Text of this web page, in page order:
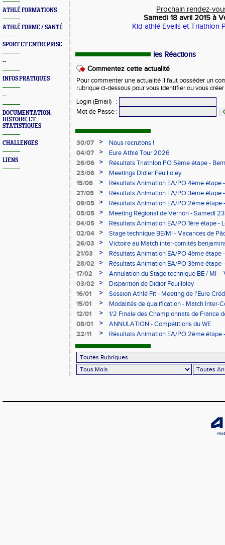
ATHLÉ FORMATIONS
ATHLÉ FORME / SANTÉ
SPORT ET ENTREPRISE
--
INFOS PRATIQUES
--
DOCUMENTATION,
HISTOIRE ET
STATISTIQUES
CHALLENGES
LIENS
Prochain rendez-
Samedi 18 avril 2015 à
Kid athlé Eveils et Triathlon
les Réactions
Commentez cette actualité
Pour commenter une actualité il faut posséder un
rubrique ci-dessous pour vous identifier ou vous
Login (Email)
:
Mot de Passe :
30/07 >
Nous recrutons !
04/07
>
Eure Athlé Tour 2026
26/06
>
Résultats Triathlon PO 5ème étape -
23/06
>
Meetings Didier Feuilloley
15/06
>
Résultats Animation EA/PO 4ème étape
27/05
>
Résultats Animation EA/PO 3ème
09/05
>
Résultats Animation EA/PO 2ème étape
09/05/2026
05/05 >
Meeting Régional de Vernon - Samedi
04/05
>
Résultats Animation EA/PO 1ère étape
02/04
>
Stage technique BE/MI - Vacances de
26/03
>
Victoire au Match inter-comités
21/03
>
Résultats Animation EA/PO 4ème étape
28/02
>
Résultats Animation EA/PO 3ème étape
28/02/2026
17/02 >
Annulation du Stage technique BE / MI –
03/02
>
Disparition de Didier Feuilloley
16/01
>
Session Athlé Fit - Meeting de l'Eure
15/01
>
Modalités de qualification - Match Inter-
12/01
>
1/2 Finale des Championnats de France
février à Évreux
08/01 >
ANNULATION - Compétitions du WE
22/11
> Résultats Animation EA/PO 2ème étape